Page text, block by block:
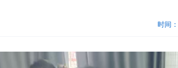
时间：